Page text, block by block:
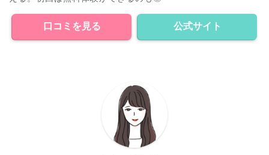
口コミを見る 公式サイト